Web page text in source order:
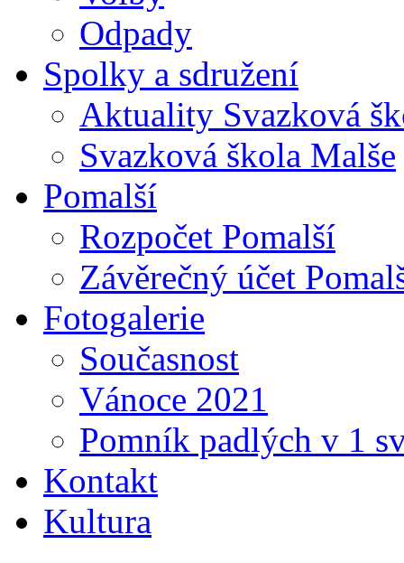
Odpady
Spolky a sdružení
Aktuality Svazková
Svazková škola Malše
Pomalší
Rozpočet Pomalší
Závěrečný účet
Fotogalerie
Současnost
Vánoce 2021
Pomník padlých v 1
Kontakt
Kultura